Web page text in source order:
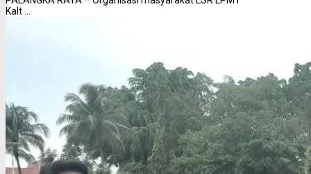
Kalt ...